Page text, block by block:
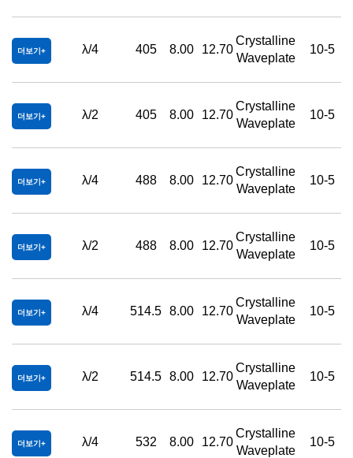
더보기 λ/4 405 8.00 12.70
Crystalline
Waveplate
10-5
더보기 λ/2 405 8.00 12.70
Crystalline
Waveplate
10-5
더보기 λ/4 488 8.00 12.70
Crystalline
Waveplate
10-5
더보기 λ/2 488 8.00 12.70
Crystalline
Waveplate
10-5
더보기 λ/4 514.5 8.00 12.70
Crystalline
Waveplate
10-5
더보기 λ/2 514.5 8.00 12.70
Crystalline
Waveplate
10-5
더보기 λ/4 532 8.00 12.70
Crystalline
Waveplate
10-5